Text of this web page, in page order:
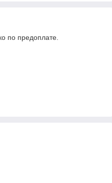
по предоплате.